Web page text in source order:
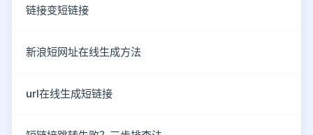
链接变短链接
新浪短网址在线生成方法
url在线生成短链接